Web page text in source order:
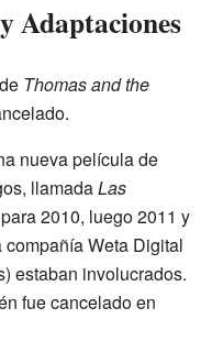
Adaptaciones
Thomas and the
nueva película de
llamadaLas
2010, luego 2011 y
Weta Digital
estaban involucrados.
fue cancelado en